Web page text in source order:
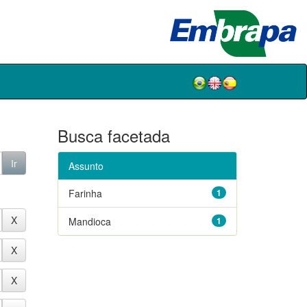
Busca facetada
Assunto
1
Farinha
1
Mandioca